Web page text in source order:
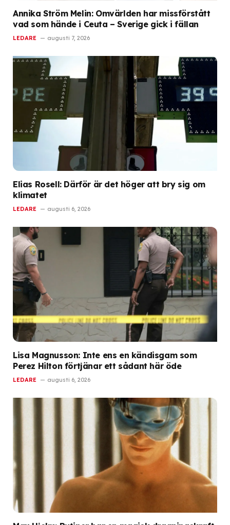
Annika Ström Melin: Omvärlden har missförstått
vad som hände i Ceuta – Sverige gick i fällan
LEDARE augusti 7, 2026
Elias Rosell: Därför är det höger att bry sig om
klimatet
LEDARE augusti 6, 2026
Lisa Magnusson: Inte ens en kändisgam som
Perez Hilton förtjänar ett sådant här öde
LEDARE augusti 6, 2026